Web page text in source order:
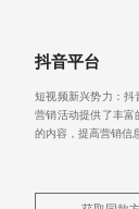
抖音平台
短视频新兴势力：抖
营销活动提供了丰富
的内容，提高营销信